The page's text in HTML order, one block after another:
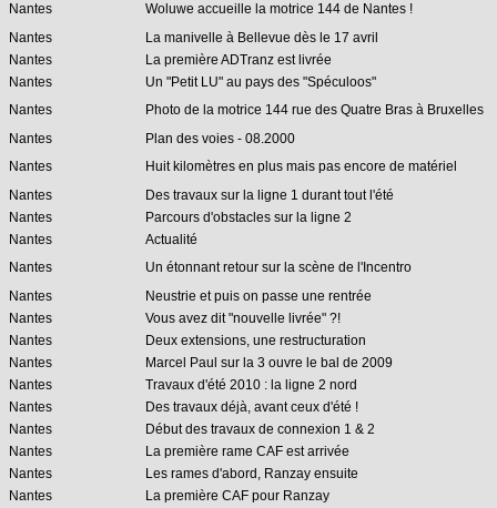
Nantes
Woluwe accueille la motrice 144 de Nantes !
Nantes
La manivelle à Bellevue dès le 17 avril
Nantes
La première ADTranz est livrée
Nantes
Un "Petit LU" au pays des "Spéculoos"
Nantes
Photo de la motrice 144 rue des Quatre Bras à Bruxelles
Nantes
Plan des voies - 08.2000
Nantes
Huit kilomètres en plus mais pas encore de matériel
Nantes
Des travaux sur la ligne 1 durant tout l'été
Nantes
Parcours d'obstacles sur la ligne 2
Nantes
Actualité
Nantes
Un étonnant retour sur la scène de l'Incentro
Nantes
Neustrie et puis on passe une rentrée
Nantes
Vous avez dit "nouvelle livrée" ?!
Nantes
Deux extensions, une restructuration
Nantes
Marcel Paul sur la 3 ouvre le bal de 2009
Nantes
Travaux d'été 2010 : la ligne 2 nord
Nantes
Des travaux déjà, avant ceux d'été !
Nantes
Début des travaux de connexion 1 & 2
Nantes
La première rame CAF est arrivée
Nantes
Les rames d'abord, Ranzay ensuite
Nantes
La première CAF pour Ranzay